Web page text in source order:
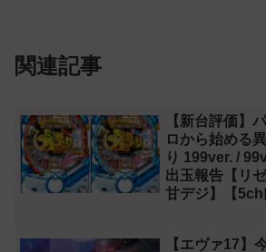
関連記事
【新台評価】
ロから始める
り 199ver. /
出玉報告【リ
甘デジ】【5ch
【エヴァ17】